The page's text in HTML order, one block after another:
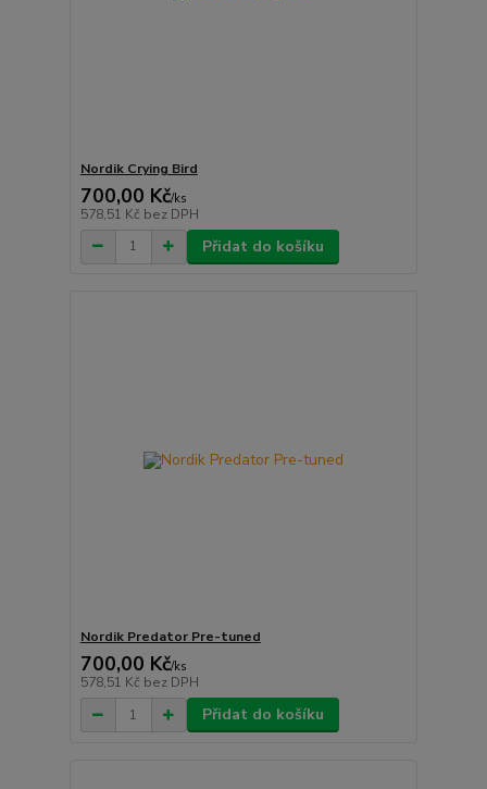
Nordik Crying Bird
700,00 Kč/ks
578,51 Kč bez DPH
Přidat do košíku
Nordik Predator Pre-tuned
700,00 Kč/ks
578,51 Kč bez DPH
Přidat do košíku